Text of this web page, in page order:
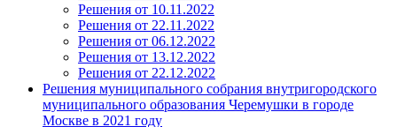
Решения от 10.11.2022
Решения от 22.11.2022
Решения от 06.12.2022
Решения от 13.12.2022
Решения от 22.12.2022
Решения муниципального собрания внутригородского
муниципального образования Черемушки в городе
Москве в 2021 году